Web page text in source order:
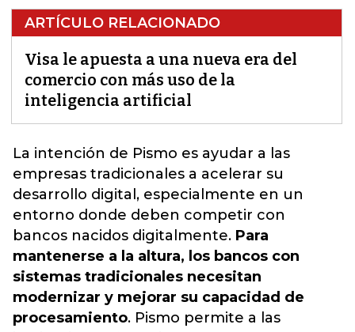
ARTÍCULO RELACIONADO
Visa le apuesta a una nueva era del
comercio con más uso de la
inteligencia artificial
La intención de Pismo es ayudar a las
empresas tradicionales a acelerar su
desarrollo digital, especialmente en un
entorno donde deben competir con
bancos nacidos digitalmente. Para
mantenerse a la altura, los bancos con
sistemas tradicionales necesitan
modernizar y mejorar su capacidad de
procesamiento. Pismo permite a las